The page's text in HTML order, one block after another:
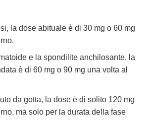
la dose abituale è di 30 mg o 60 mg
e la spondilite anchilosante, la
è di 60 mg o 90 mg una volta al
da gotta, la dose è di solito 120 mg
ma solo per la durata della fase